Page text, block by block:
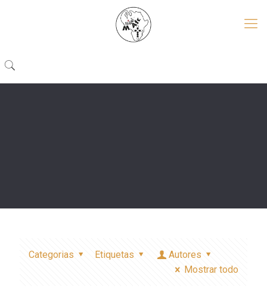
Categorias Etiquetas
Autores
Mostrar todo